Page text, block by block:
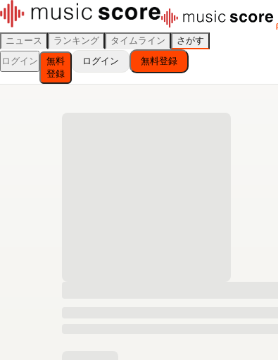
ニュース ランキング タイムライン
さがす
ログイン
無料
登録
ログイン 無料登録